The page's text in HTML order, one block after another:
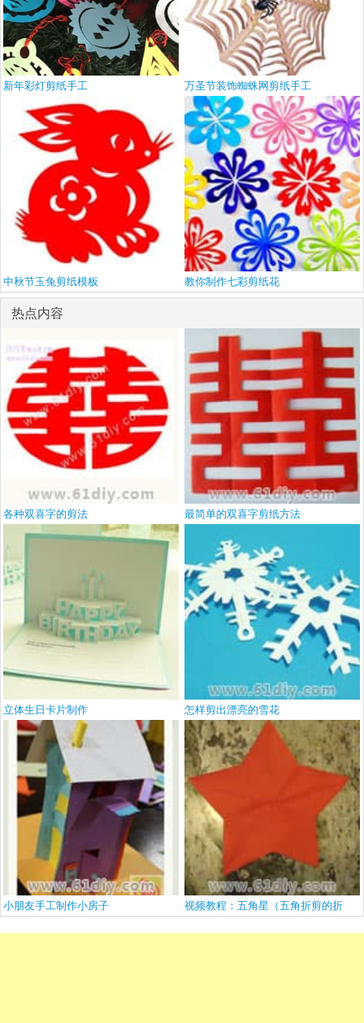
新年彩灯剪纸手工 万圣节装饰蜘蛛网剪纸手工
中秋节玉兔剪纸模板 教你制作七彩剪纸花
热点内容
各种双喜字的剪法 最简单的双喜字剪纸方法
立体生日卡片制作 怎样剪出漂亮的雪花
小朋友手工制作小房子 视频教程：五角星（五角折剪的折